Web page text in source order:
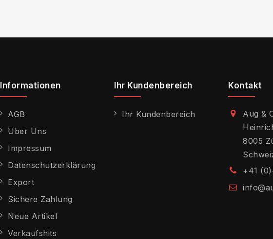
Informationen
AGB
Über Uns
Impressum
Datenschutzerklärung
Export
Sichere Zahlung
Neue Artikel
Verkaufshits
Ihr Kundenbereich
Ihr Kundenbereich
Kontakt
Aug &
8005
+41